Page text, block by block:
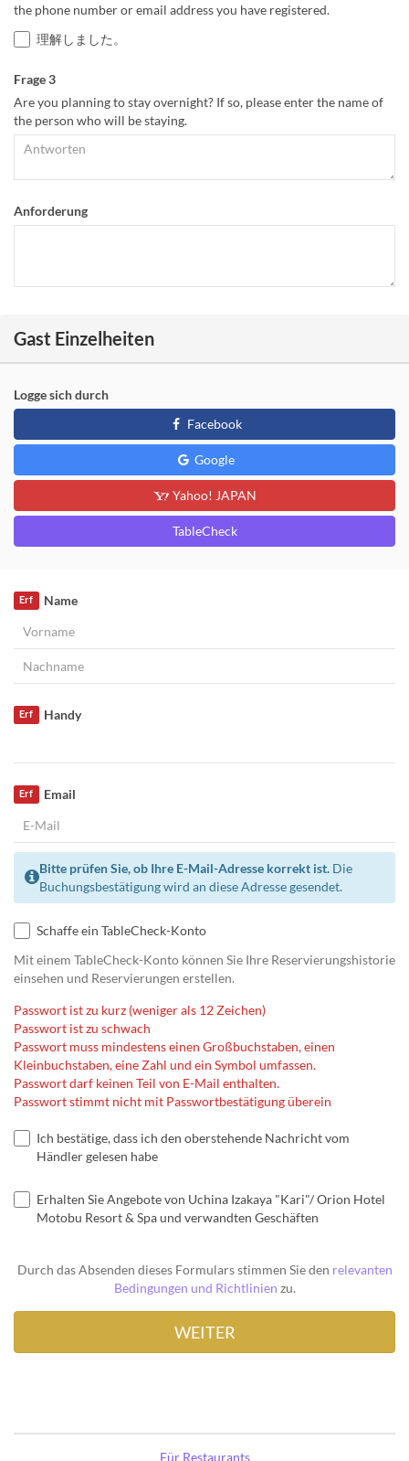
the phone number or email address you have registered.
理解しました。
Frage 3
Are you planning to stay overnight? If so, please enter the name of
the person who will be staying.
Anforderung
Gast Einzelheiten
Logge sich durch
Facebook
Google
Yahoo! JAPAN
TableCheck
Name
Erf
Handy
Erf
Email
Erf
Bitte prüfen Sie, ob Ihre E-Mail-Adresse korrekt ist. Die
Buchungsbestätigung wird an diese Adresse gesendet.
Schaffe ein TableCheck-Konto
Mit einem TableCheck-Konto können Sie Ihre Reservierungshistorie
einsehen und Reservierungen erstellen.
Passwort ist zu kurz (weniger als 12 Zeichen)
Passwort ist zu schwach
Passwort muss mindestens einen Großbuchstaben, einen
Kleinbuchstaben, eine Zahl und ein Symbol umfassen.
Passwort darf keinen Teil von E-Mail enthalten.
Passwort stimmt nicht mit Passwortbestätigung überein
Ich bestätige, dass ich den oberstehende Nachricht vom
Händler gelesen habe
Erhalten Sie Angebote von Uchina Izakaya "Kari"/ Orion Hotel
Motobu Resort & Spa und verwandten Geschäften
Durch das Absenden dieses Formulars stimmen Sie den relevanten
Bedingungen und Richtlinien zu.
Für Restaurants